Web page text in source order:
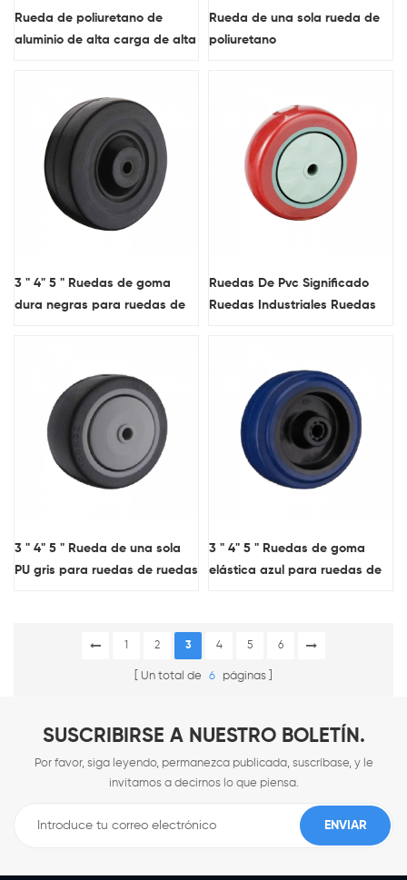
Rueda de poliuretano de
aluminio de alta carga de alta
Rueda de una sola rueda de
poliuretano
3 " 4" 5 " Ruedas de goma
dura negras para ruedas de
Ruedas De Pvc Significado
Ruedas Industriales Ruedas
3 " 4" 5 " Rueda de una sola
PU gris para ruedas de ruedas
3 " 4" 5 " Ruedas de goma
elástica azul para ruedas de
2 3 4 5 6
Un total de 6 páginas
SUSCRIBIRSE A NUESTRO BOLETÍN.
Por favor, siga leyendo, permanezca publicada, suscríbase, y le
invitamos a decirnos lo que piensa.